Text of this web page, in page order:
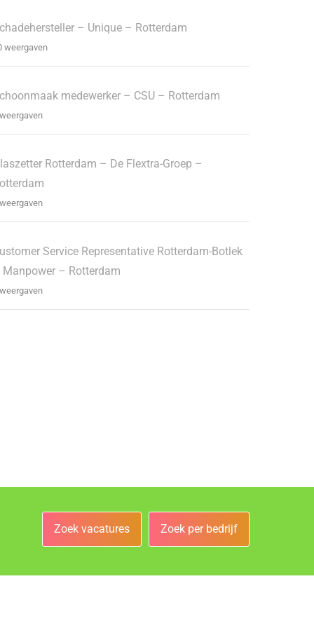
– Unique – Rotterdam
weergaven
medewerker – CSU – Rotterdam
Rotterdam – De Flextra-Groep –
Service Representative Rotterdam-Botlek
Manpower – Rotterdam
Zoek vacatures Zoek per bedrijf